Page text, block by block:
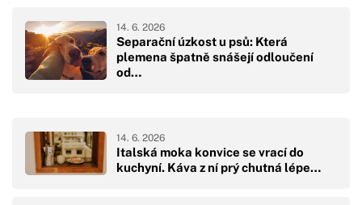
Separační úzkost u psů: Která
plemena špatně snášejí odloučení
od…
14. 6. 2026
Italská moka konvice se vrací do
kuchyní. Káva z ní prý chutná lépe…
14. 6. 2026